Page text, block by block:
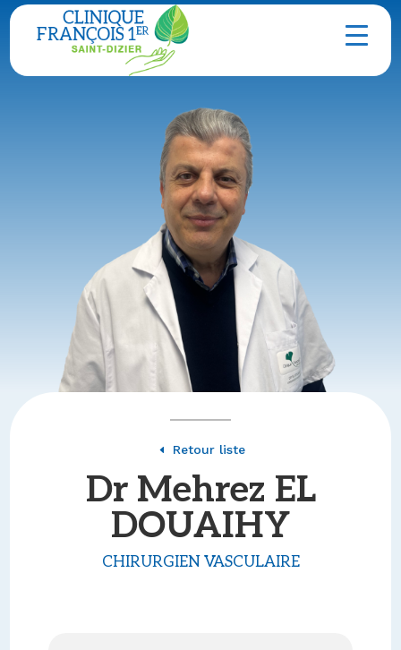
D Retour liste
Dr Mehrez EL
DOUAIHY
CHIRURGIEN VASCULAIRE